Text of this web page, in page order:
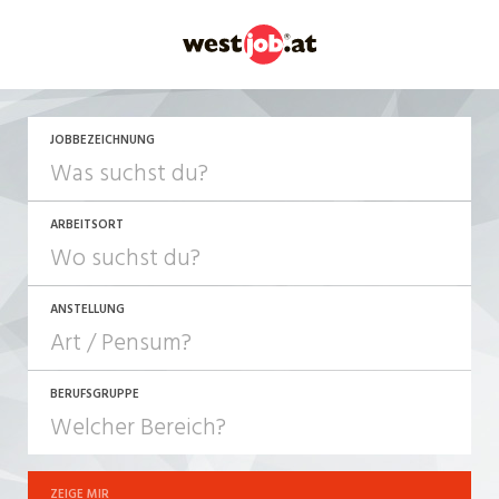
JOBBEZEICHNUNG
ARBEITSORT
ANSTELLUNG
JOB-TYP
Festanstellung
BERUFSGRUPPE
ZEIGE MIR